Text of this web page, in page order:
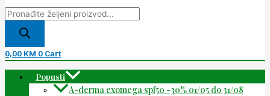
0,00 KM 0 Cart
Popusti
A-derma exomega spf50 -30% 01/05 do 31/08